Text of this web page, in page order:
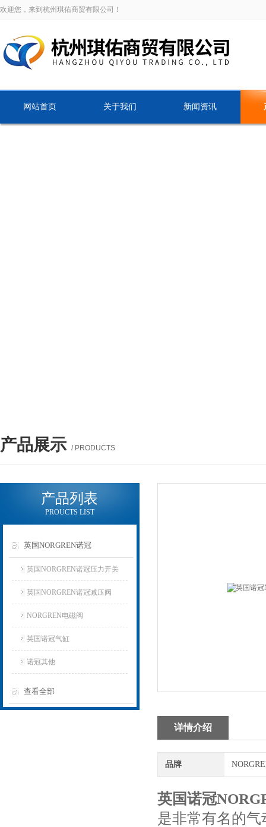
欢迎您，来到杭州琪佑商贸有限公司！
网站首页 关于我们 新闻资讯
产品展示 / PRODUCTS
产品列表
PROUCTS LIST
英国NORGREN诺冠
英国NORGREN诺冠压力开关
英国NORGREN诺冠减压阀
NORGREN电磁阀
英国诺冠气缸
诺冠其他
查看全部
详情介绍
品牌
英国诺冠
是非常有名的